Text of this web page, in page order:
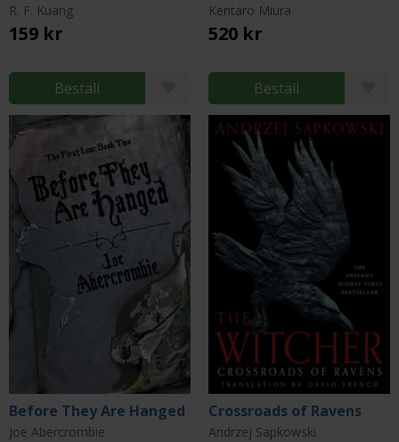
R. F. Kuang
159 kr
Beställ
Kentaro Miura
520 kr
Beställ
Before They Are Hanged
Joe Abercrombie
Crossroads of Ravens
Andrzej Sapkowski